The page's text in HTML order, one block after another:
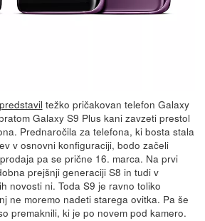
težko pričakovan telefon Galaxy
Galaxy S9 Plus kani zavzeti prestol
Prednaročila za telefona, ki bosta stala
v osnovni konfiguraciji, bodo začeli
pa se prične 16. marca. Na prvi
prejšnji generaciji S8 in tudi v
novosti ni. Toda S9 je ravno toliko
ne moremo nadeti starega ovitka. Pa še
premaknili, ki je po novem pod kamero.